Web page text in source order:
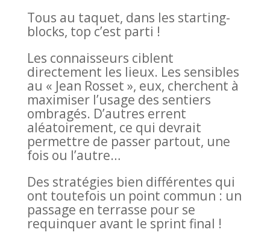
Tous au taquet, dans les starting-
blocks, top c’est parti !
Les connaisseurs ciblent
directement les lieux. Les sensibles
au « Jean Rosset », eux, cherchent à
maximiser l’usage des sentiers
ombragés. D’autres errent
aléatoirement, ce qui devrait
permettre de passer partout, une
fois ou l’autre…
Des stratégies bien différentes qui
ont toutefois un point commun : un
passage en terrasse pour se
requinquer avant le sprint final !